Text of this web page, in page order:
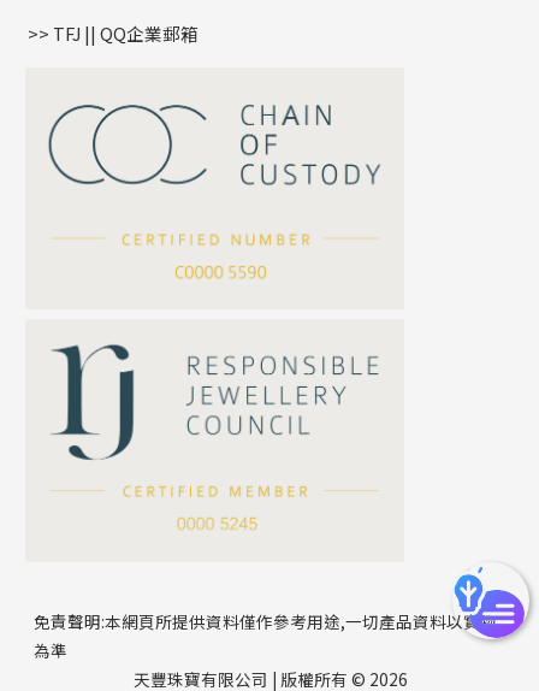
公司名稱
聯絡電話
嘴唇鏈系列
S車花鏈系列
珍珠鏈系列
坦克鏈系列
滿天星鏈系列
方假繩鏈系列
星座吊墜
珠扣
>> TFJ || QQ企業郵箱
免責聲明:本網頁所提供資料僅作參考用途,一切產品資料以實物
為準
天豐珠寶有限公司 | 版權所有 © 2026